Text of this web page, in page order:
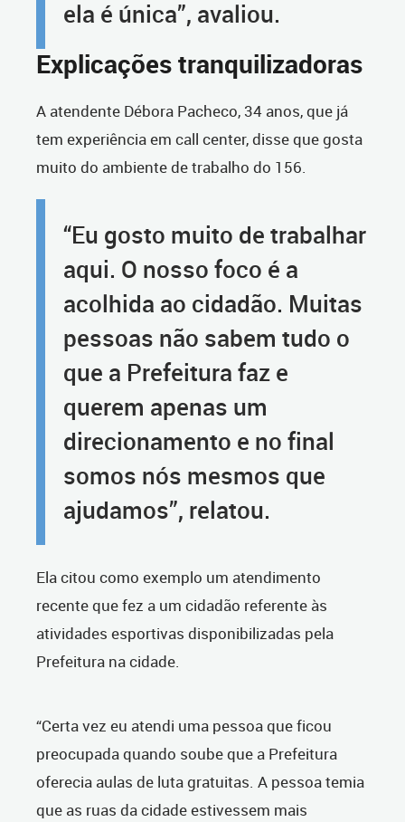
ela é única”, avaliou.
Explicações tranquilizadoras
A atendente Débora Pacheco, 34 anos, que já
tem experiência em call center, disse que gosta
muito do ambiente de trabalho do 156.
“Eu gosto muito de trabalhar
aqui. O nosso foco é a
acolhida ao cidadão. Muitas
pessoas não sabem tudo o
que a Prefeitura faz e
querem apenas um
direcionamento e no final
somos nós mesmos que
ajudamos”, relatou.
Ela citou como exemplo um atendimento
recente que fez a um cidadão referente às
atividades esportivas disponibilizadas pela
Prefeitura na cidade.
“Certa vez eu atendi uma pessoa que ficou
preocupada quando soube que a Prefeitura
oferecia aulas de luta gratuitas. A pessoa temia
que as ruas da cidade estivessem mais